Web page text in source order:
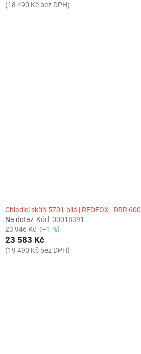
(18 490 Kč bez DPH)
Chladicí skříň 570 l, bílá | REDFOX - DRR 600
Na dotaz Kód:00018391
23 946 Kč (–1 %)
23 583 Kč
(19 490 Kč bez DPH)